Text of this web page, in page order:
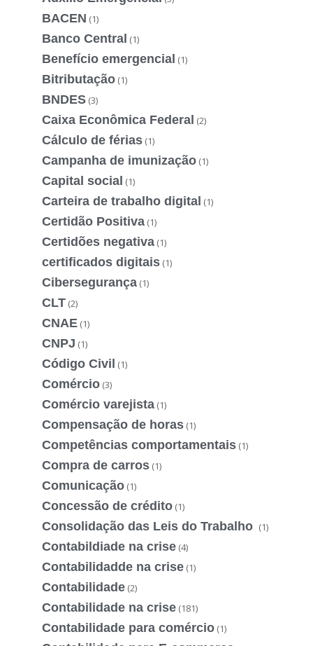
BACEN (1)
Banco Central (1)
Benefício emergencial (1)
Bitributação (1)
BNDES (3)
Caixa Econômica Federal (2)
Cálculo de férias (1)
Campanha de imunização (1)
Capital social (1)
Carteira de trabalho digital (1)
Certidão Positiva (1)
Certidões negativa (1)
certificados digitais (1)
Cibersegurança (1)
CLT (2)
CNAE (1)
CNPJ (1)
Código Civil (1)
Comércio (3)
Comércio varejista (1)
Compensação de horas (1)
Competências comportamentais (1)
Compra de carros (1)
Comunicação (1)
Concessão de crédito (1)
Consolidação das Leis do Trabalho (1)
Contabildiade na crise (4)
Contabilidadde na crise (1)
Contabilidade (2)
Contabilidade na crise (181)
Contabilidade para comércio (1)